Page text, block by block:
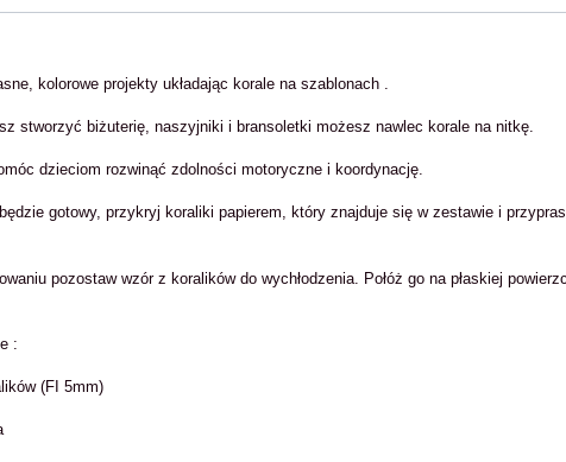
kolorowe projekty układając korale na szablonach .
stworzyć biżuterię, naszyjniki i bransoletki możesz nawlec korale na nitkę.
dzieciom rozwinąć zdolności motoryczne i koordynację.
gotowy, przykryj koraliki papierem, który znajduje się w zestawie i
pozostaw wzór z koralików do wychłodzenia. Połóż go na płaskiej
:
(FI 5mm)